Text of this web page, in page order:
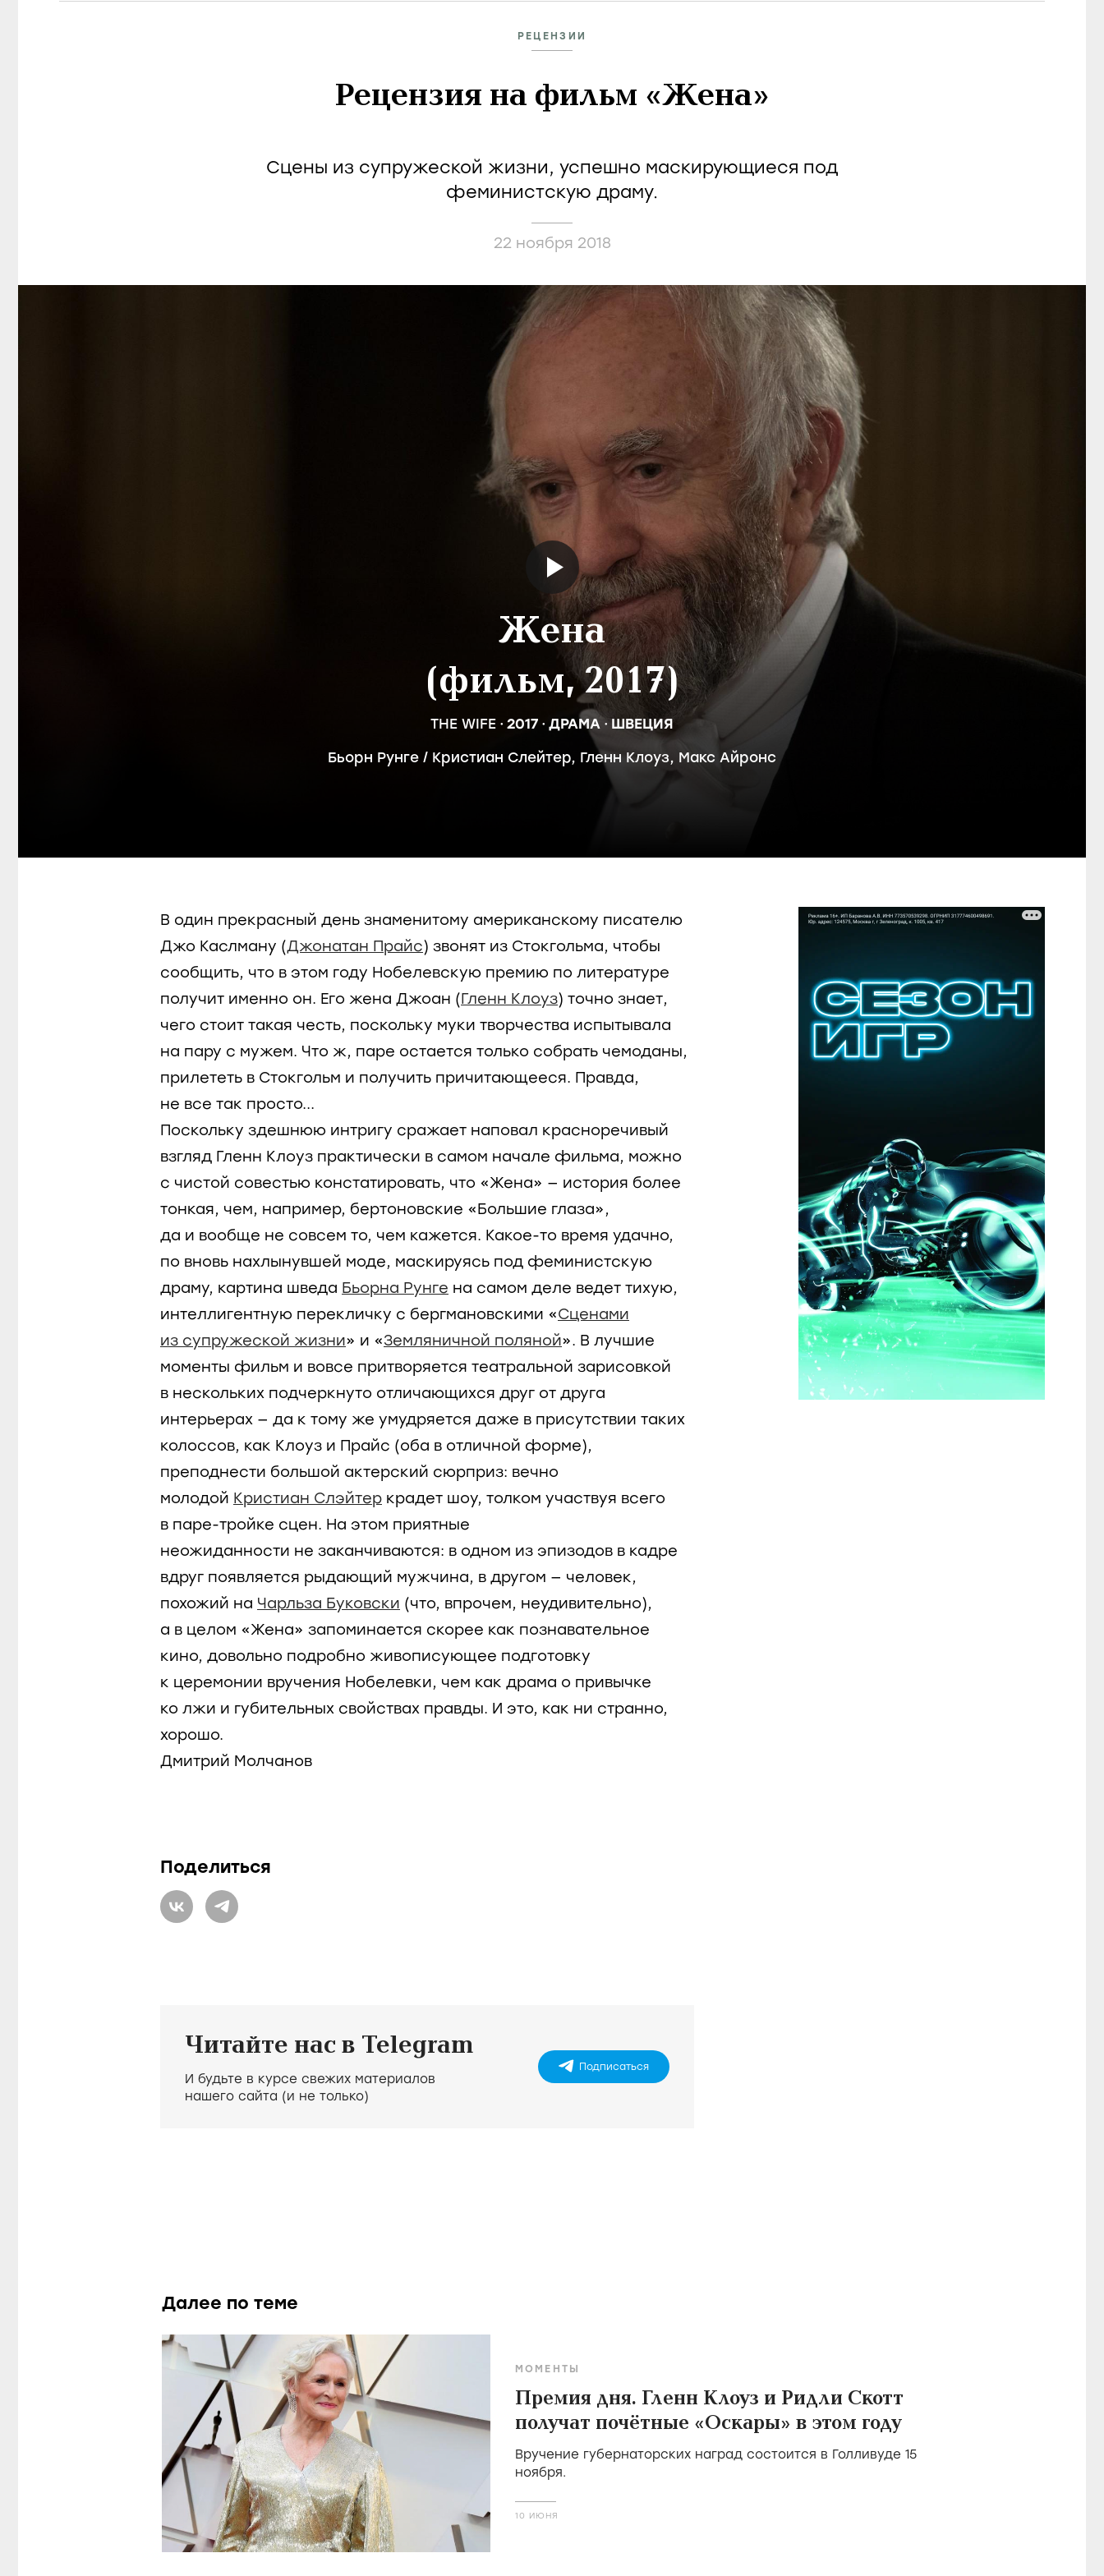
РЕЦЕНЗИИ
Рецензия на фильм «Жена»
Сцены из супружеской жизни, успешно маскирующиеся под
феминистскую драму.
22 ноября 2018
Жена
(фильм, 2017)
THE WIFE 2017 ДРАМА ШВЕЦИЯ
Бьорн Рунге / Кристиан Слейтер, Гленн Клоуз, Макс Айронс
В один прекрасный день знаменитому американскому писателю
Джо Каслману (Джонатан Прайс) звонят из Стокгольма, чтобы
сообщить, что в этом году Нобелевскую премию по литературе
получит именно он. Его жена Джоан (Гленн Клоуз) точно знает,
чего стоит такая честь, поскольку муки творчества испытывала
на пару с мужем. Что ж, паре остается только собрать чемоданы,
прилететь в Стокгольм и получить причитающееся. Правда,
не все так просто...
Поскольку здешнюю интригу сражает наповал красноречивый
взгляд Гленн Клоуз практически в самом начале фильма, можно
с чистой совестью констатировать, что «Жена» — история более
тонкая, чем, например, бертоновские «Большие глаза»,
да и вообще не совсем то, чем кажется. Какое-то время удачно,
по вновь нахлынувшей моде, маскируясь под феминистскую
драму, картина шведа Бьорна Рунге на самом деле ведет тихую,
интеллигентную перекличку с бергмановскими «Сценами
из супружеской жизни» и «Земляничной поляной». В лучшие
моменты фильм и вовсе притворяется театральной зарисовкой
в нескольких подчеркнуто отличающихся друг от друга
интерьерах — да к тому же умудряется даже в присутствии таких
колоссов, как Клоуз и Прайс (оба в отличной форме),
преподнести большой актерский сюрприз: вечно
молодой Кристиан Слэйтер крадет шоу, толком участвуя всего
в паре-тройке сцен. На этом приятные
неожиданности не заканчиваются: в одном из эпизодов в кадре
вдруг появляется рыдающий мужчина, в другом — человек,
похожий на Чарльза Буковски (что, впрочем, неудивительно),
а в целом «Жена» запоминается скорее как познавательное
кино, довольно подробно живописующее подготовку
к церемонии вручения Нобелевки, чем как драма о привычке
ко лжи и губительных свойствах правды. И это, как ни странно,
хорошо.
Дмитрий Молчанов
Поделиться
Читайте нас в Telegram
И будьте в курсе свежих материалов
нашего сайта (и не только)
Подписаться
Далее по теме
МОМЕНТЫ
Премия дня. Гленн Клоуз и Ридли Скотт
получат почётные «Оскары» в этом году
Вручение губернаторских наград состоится в Голливуде 15
ноября.
10 ИЮНЯ